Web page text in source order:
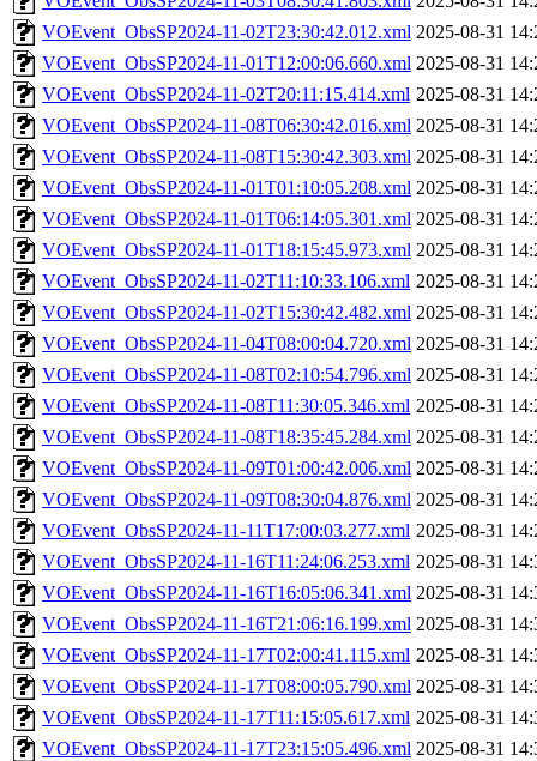
VOEvent_ObsSP2024-11-02T23:30:42.012.xml 2025-08-31
VOEvent_ObsSP2024-11-01T12:00:06.660.xml 2025-08-31
VOEvent_ObsSP2024-11-02T20:11:15.414.xml 2025-08-31
VOEvent_ObsSP2024-11-08T06:30:42.016.xml 2025-08-31
VOEvent_ObsSP2024-11-08T15:30:42.303.xml 2025-08-31
VOEvent_ObsSP2024-11-01T01:10:05.208.xml 2025-08-31
VOEvent_ObsSP2024-11-01T06:14:05.301.xml 2025-08-31
VOEvent_ObsSP2024-11-01T18:15:45.973.xml 2025-08-31
VOEvent_ObsSP2024-11-02T11:10:33.106.xml 2025-08-31
VOEvent_ObsSP2024-11-02T15:30:42.482.xml 2025-08-31
VOEvent_ObsSP2024-11-04T08:00:04.720.xml 2025-08-31
VOEvent_ObsSP2024-11-08T02:10:54.796.xml 2025-08-31
VOEvent_ObsSP2024-11-08T11:30:05.346.xml 2025-08-31
VOEvent_ObsSP2024-11-08T18:35:45.284.xml 2025-08-31
VOEvent_ObsSP2024-11-09T01:00:42.006.xml 2025-08-31
VOEvent_ObsSP2024-11-09T08:30:04.876.xml 2025-08-31
VOEvent_ObsSP2024-11-11T17:00:03.277.xml 2025-08-31
VOEvent_ObsSP2024-11-16T11:24:06.253.xml 2025-08-31
VOEvent_ObsSP2024-11-16T16:05:06.341.xml 2025-08-31
VOEvent_ObsSP2024-11-16T21:06:16.199.xml 2025-08-31
VOEvent_ObsSP2024-11-17T02:00:41.115.xml 2025-08-31
VOEvent_ObsSP2024-11-17T08:00:05.790.xml 2025-08-31
VOEvent_ObsSP2024-11-17T11:15:05.617.xml 2025-08-31
VOEvent_ObsSP2024-11-17T23:15:05.496.xml 2025-08-31